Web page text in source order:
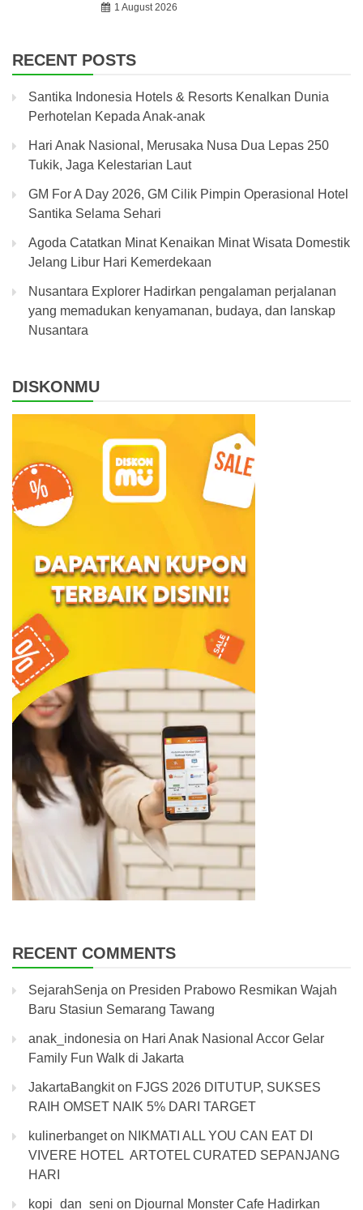
1 August 2026
RECENT POSTS
Santika Indonesia Hotels & Resorts Kenalkan Dunia
Perhotelan Kepada Anak-anak
Hari Anak Nasional, Merusaka Nusa Dua Lepas 250
Tukik, Jaga Kelestarian Laut
GM For A Day 2026, GM Cilik Pimpin Operasional Hotel
Santika Selama Sehari
Agoda Catatkan Minat Kenaikan Minat Wisata Domestik
Jelang Libur Hari Kemerdekaan
Nusantara Explorer Hadirkan pengalaman perjalanan
yang memadukan kenyamanan, budaya, dan lanskap
Nusantara
DISKONMU
RECENT COMMENTS
SejarahSenja on Presiden Prabowo Resmikan Wajah
Baru Stasiun Semarang Tawang
anak_indonesia on Hari Anak Nasional Accor Gelar
Family Fun Walk di Jakarta
JakartaBangkiton FJGS 2026 DITUTUP, SUKSES
RAIH OMSET NAIK 5% DARI TARGET
kulinerbangeton NIKMATI ALL YOU CAN EAT DI
VIVERE HOTEL ARTOTEL CURATED SEPANJANG
HARI
kopi_dan_seni on Djournal Monster Cafe Hadirkan